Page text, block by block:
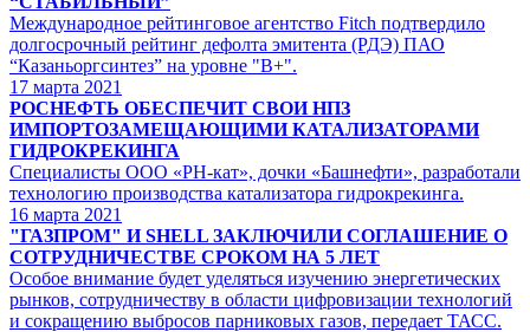
Международное рейтинговое агентство Fitch подтвердило
долгосрочный рейтинг дефолта эмитента (РДЭ) ПАО
“Казаньоргсинтез” на уровне "B+".
17 марта 2021
РОСНЕФТЬ ОБЕСПЕЧИТ СВОИ НПЗ
ИМПОРТОЗАМЕЩАЮЩИМИ КАТАЛИЗАТОРАМИ
ГИДРОКРЕКИНГА
Специалисты ООО «РН-кат», дочки «Башнефти», разработали
технологию производства катализатора гидрокрекинга.
16 марта 2021
"ГАЗПРОМ" И SHELL ЗАКЛЮЧИЛИ СОГЛАШЕНИЕ О
СОТРУДНИЧЕСТВЕ СРОКОМ НА 5 ЛЕТ
Особое внимание будет уделяться изучению энергетических
рынков, сотрудничеству в области цифровизации технологий
и сокращению выбросов парниковых газов, передает ТАСС.